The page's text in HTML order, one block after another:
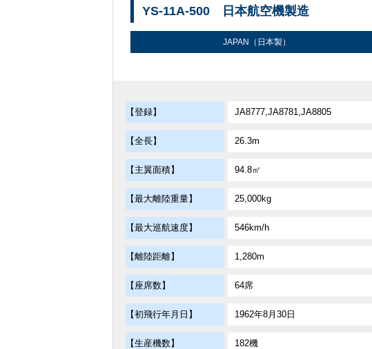
YS-11A-500 日本航空機製造
JAPAN（日本製）
【登録】 JA8777,JA8781,JA8805
【全長】 26.3m
【主翼面積】 94.8㎡
【最大離陸重量】 25,000kg
【最大巡航速度】 546km/h
【離陸距離】 1,280m
【座席数】 64席
【初飛行年月日】 1962年8月30日
【生産機数】 182機